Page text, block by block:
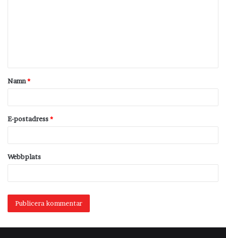
t
a
Namn*
E-postadress*
Webbplats